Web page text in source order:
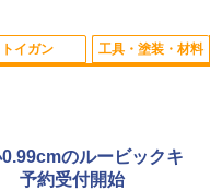
BBX クロームメッキホ
幅・オフセット+2mm)
ンパーツ
TOMY) T-SPAR
ーマー ニューレジェンズ
ェーブ 可動フィギュア
バンダイ スピリッツ)
ルンジャ[カラーA] 色
デル
トイガン
MARUI) No.25 コル
18歳以上エアーHOP
工具・塗装・材料
トップコート 水性プレ
ートスプレー 光沢 88ml
B601
のルービックキ
予約受付開始